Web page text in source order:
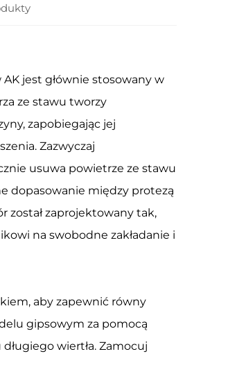
jest głównie stosowany w
ze stawu tworzy
zapobiegając jej
Zazwyczaj
usuwa powietrze ze stawu
dopasowanie między protezą
został zaprojektowany tak,
na swobodne zakładanie i
aby zapewnić równy
gipsowym za pomocą
wiertła. Zamocuj